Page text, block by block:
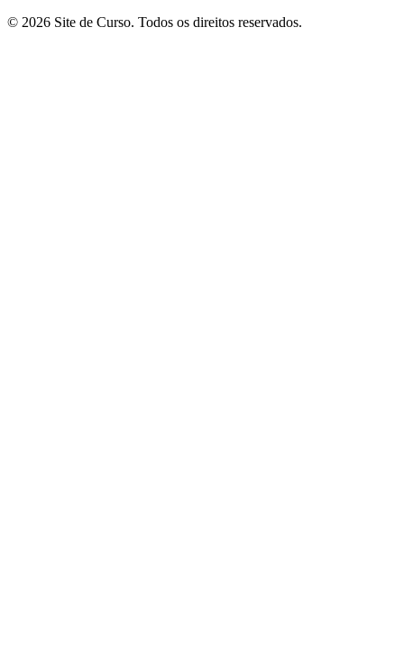
© 2026 Site de Curso. Todos os direitos reservados.